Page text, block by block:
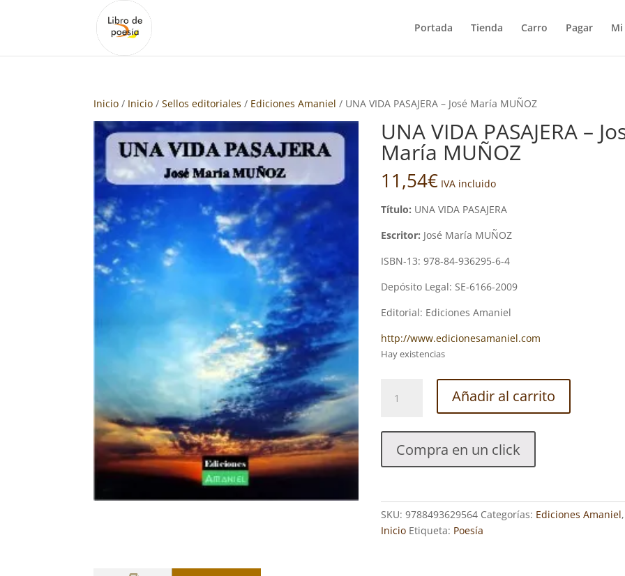
Portada Tienda Carro Pagar
Inicio / Inicio /Sellos editoriales / Ediciones Amaniel / UNA VIDA PASAJERA – José María MUÑOZ
UNA VIDA PASAJERA –
María MUÑOZ
11,54€ IVA incluido
Título: UNA VIDA PASAJERA
Escritor: José María MUÑOZ
ISBN-13: 978-84-936295-6-4
Depósito Legal: SE-6166-2009
Editorial: Ediciones Amaniel
http://www.edicionesamaniel.com
Hay existencias
VIDA
-
José
María
cantidad
Añadir al carrito
Compra en un click
SKU:9788493629564 Categorías: Ediciones Amaniel,
Inicio Etiqueta: Poesía